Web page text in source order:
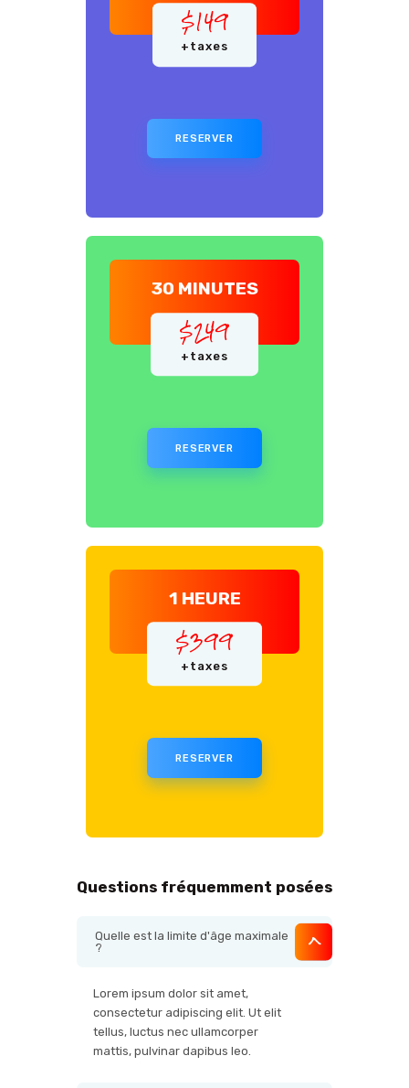
$149
+taxes
RESERVER
30 MINUTES
$249
+taxes
RESERVER
1 HEURE
$399
+taxes
RESERVER
Questions fréquemment posées
Quelle est la limite d'âge maximale
?
Lorem ipsum dolor sit amet,
consectetur adipiscing elit. Ut elit
tellus, luctus nec ullamcorper
mattis, pulvinar dapibus leo.